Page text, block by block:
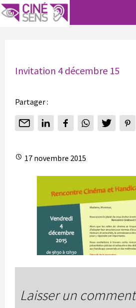
Invitation 4 décembre 15
Partager :
17 novembre 2015
Laisser un